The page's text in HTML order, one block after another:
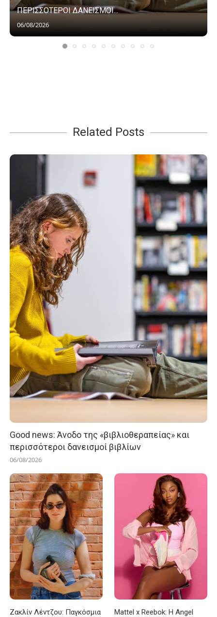
ΠΕΡΙΣΣΟΤΕΡΟΙ ΔΑΝΕΙΣΜΟΙ...
06/08/2026
Related Posts
Good news: Άνοδο της «βιβλιοθεραπείας» και
περισσότεροι δανεισμοί βιβλίων
06/08/2026
Ζακλίν Λέντζου: Παγκόσμια
Mattel x Reebok: Η Angel